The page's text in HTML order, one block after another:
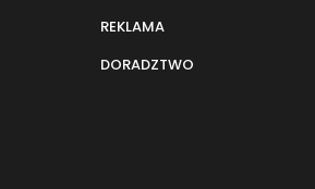
REKLAMA
DORADZTWO